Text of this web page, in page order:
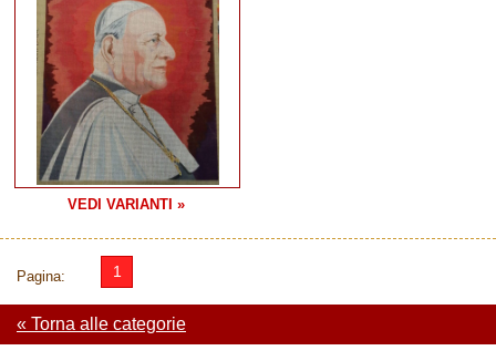
VEDI VARIANTI »
Pagina: 1
« Torna alle categorie